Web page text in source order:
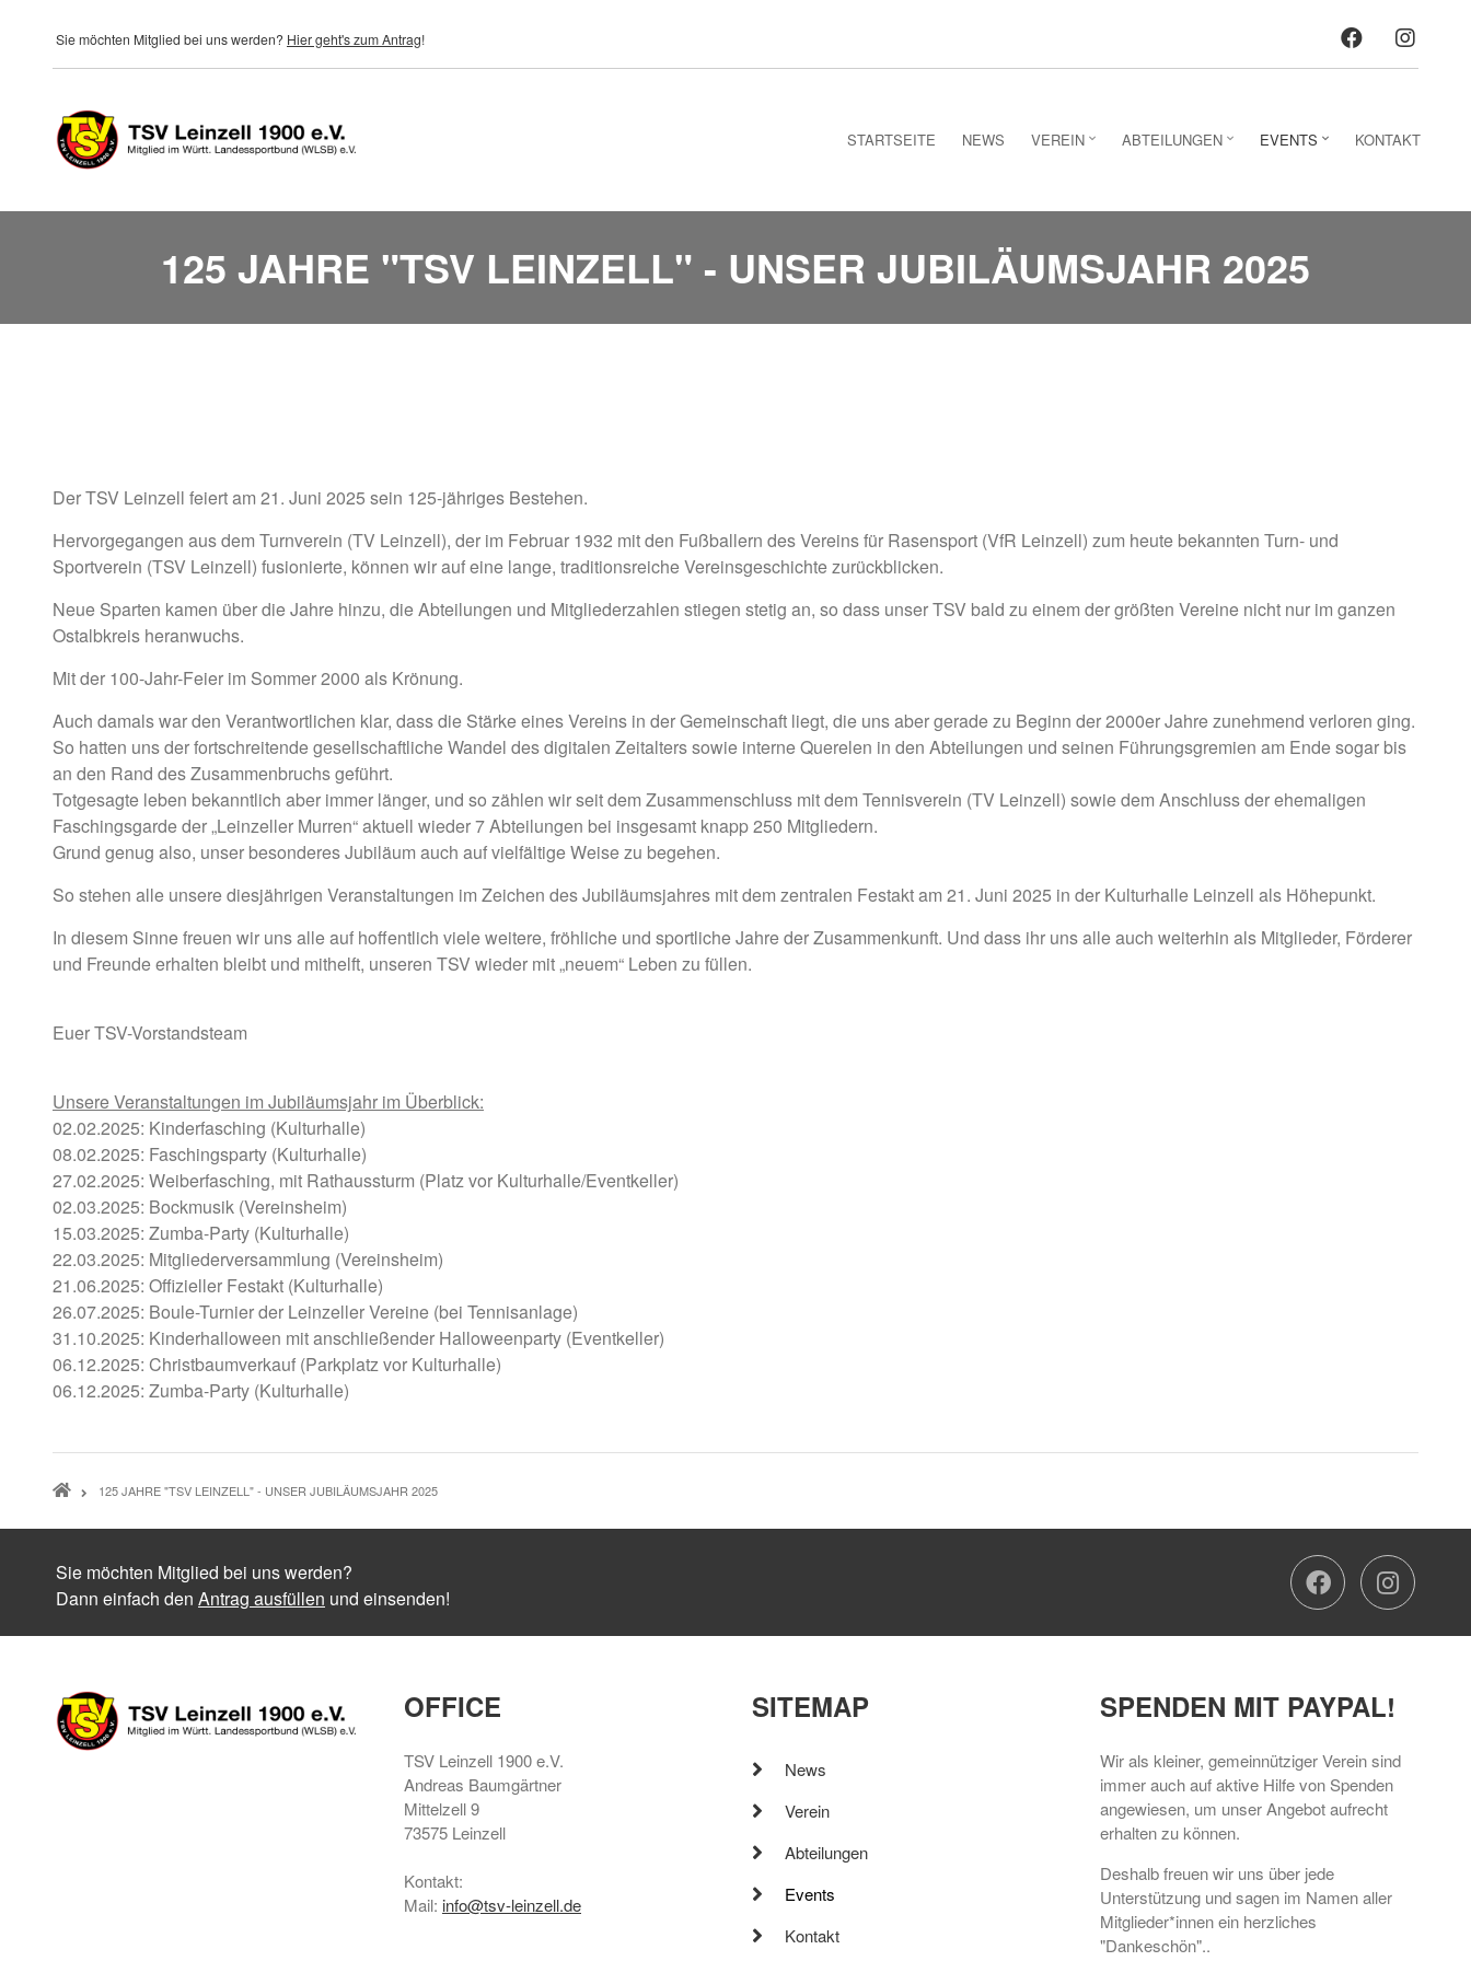
Sie möchten Mitglied bei uns werden? Hier geht's zum Antrag!
STARTSEITE NEWS VEREIN ABTEILUNGEN EVENTS KONTAKT
125 JAHRE "TSV LEINZELL" - UNSER JUBILÄUMSJAHR 2025
Der TSV Leinzell feiert am 21. Juni 2025 sein 125-jähriges Bestehen.
Hervorgegangen aus dem Turnverein (TV Leinzell), der im Februar 1932 mit den Fußballern des Vereins für Rasensport (VfR Leinzell) zum heute bekannten Turn- und
Sportverein (TSV Leinzell) fusionierte, können wir auf eine lange, traditionsreiche Vereinsgeschichte zurückblicken.
Neue Sparten kamen über die Jahre hinzu, die Abteilungen und Mitgliederzahlen stiegen stetig an, so dass unser TSV bald zu einem der größten Vereine nicht nur im ganzen
Ostalbkreis heranwuchs.
Mit der 100-Jahr-Feier im Sommer 2000 als Krönung.
Auch damals war den Verantwortlichen klar, dass die Stärke eines Vereins in der Gemeinschaft liegt, die uns aber gerade zu Beginn der 2000er Jahre zunehmend verloren ging.
So hatten uns der fortschreitende gesellschaftliche Wandel des digitalen Zeitalters sowie interne Querelen in den Abteilungen und seinen Führungsgremien am Ende sogar bis
an den Rand des Zusammenbruchs geführt.
Totgesagte leben bekanntlich aber immer länger, und so zählen wir seit dem Zusammenschluss mit dem Tennisverein (TV Leinzell) sowie dem Anschluss der ehemaligen
Faschingsgarde der „Leinzeller Murren“ aktuell wieder 7 Abteilungen bei insgesamt knapp 250 Mitgliedern.
Grund genug also, unser besonderes Jubiläum auch auf vielfältige Weise zu begehen.
So stehen alle unsere diesjährigen Veranstaltungen im Zeichen des Jubiläumsjahres mit dem zentralen Festakt am 21. Juni 2025 in der Kulturhalle Leinzell als Höhepunkt.
In diesem Sinne freuen wir uns alle auf hoffentlich viele weitere, fröhliche und sportliche Jahre der Zusammenkunft. Und dass ihr uns alle auch weiterhin als Mitglieder, Förderer
und Freunde erhalten bleibt und mithelft, unseren TSV wieder mit „neuem“ Leben zu füllen.
Euer TSV-Vorstandsteam
Unsere Veranstaltungen im Jubiläumsjahr im Überblick:
02.02.2025: Kinderfasching (Kulturhalle)
08.02.2025: Faschingsparty (Kulturhalle)
27.02.2025: Weiberfasching, mit Rathaussturm (Platz vor Kulturhalle/Eventkeller)
02.03.2025: Bockmusik (Vereinsheim)
15.03.2025: Zumba-Party (Kulturhalle)
22.03.2025: Mitgliederversammlung (Vereinsheim)
21.06.2025: Offizieller Festakt (Kulturhalle)
26.07.2025: Boule-Turnier der Leinzeller Vereine (bei Tennisanlage)
31.10.2025: Kinderhalloween mit anschließender Halloweenparty (Eventkeller)
06.12.2025: Christbaumverkauf (Parkplatz vor Kulturhalle)
06.12.2025: Zumba-Party (Kulturhalle)
PFADNAVIGATION
125 JAHRE "TSV LEINZELL" - UNSER JUBILÄUMSJAHR 2025
Sie möchten Mitglied bei uns werden?
Dann einfach den Antrag ausfüllen und einsenden!
OFFICE
TSV Leinzell 1900 e.V.
Andreas Baumgärtner
Mittelzell 9
73575 Leinzell
Kontakt:
Mail: info@tsv-leinzell.de
SITEMAP
News
Verein
Abteilungen
Events
Kontakt
SPENDEN MIT PAYPAL!
Wir als kleiner, gemeinnütziger Verein sind
immer auch auf aktive Hilfe von Spenden
angewiesen, um unser Angebot aufrecht
erhalten zu können.
Deshalb freuen wir uns über jede
Unterstützung und sagen im Namen aller
Mitglieder*innen ein herzliches
"Dankeschön"..